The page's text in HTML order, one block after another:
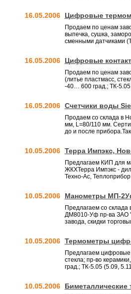
16.05.2006 Цифровые
Продаем по ценам
выпечка, сушка,
сменными датчиками
16.05.2006 Цифровые
Продаем по ценам
(литье пластмасс,
-40… 600 град.; ТК-
16.05.2006 Счетчики воды
Продаем со склада в
мм, L=80/110 мм.
до и после
10.05.2006 Терра Импэкс,
Предлагаем КИП для
ЖКХТерра Импэкс -
Техно-Ас,
10.05.2006 Манометры МП-
Предлагаем со
ДМ8010-Уф пр-ва ЗАО
завода, скидки
10.05.2006 Термометры
Предлагаем цифровые
стекла; пр-во
град.; ТК-5.05 (5.09,
10.05.2006